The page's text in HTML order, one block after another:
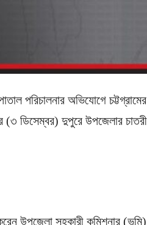
পরিচালনার অভিযোগে
(৩ ডিসেম্বর) দুপুরে উপজেলার
উপজেলা সহকারী কমিশনার